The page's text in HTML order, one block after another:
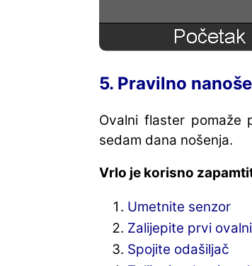
5. Pravilno
Ovalni flaster pomaže
sedam dana nošenja.
Vrlo je korisno
Umetnite senzor
Zalijepite prvi
Spojite odašiljač